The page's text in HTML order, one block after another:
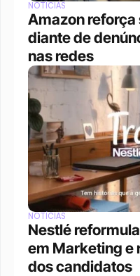
NOTÍCIAS
Amazon
diante de
nas redes
NOTÍCIAS
Nestlé
em Marketing e
dos candidatos